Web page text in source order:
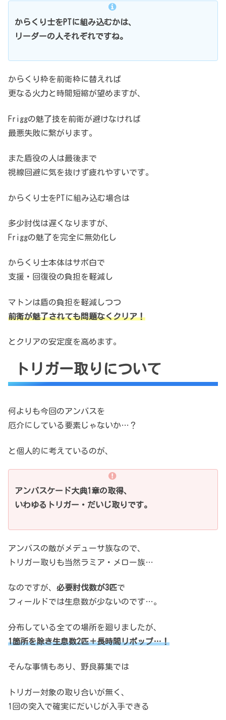
からくり士をPTに組み込むかは、
リーダーの人それぞれですね。
からくり枠を前衛枠に替えれば
更なる火力と時間短縮が望めますが、
Friggの魅了技を前衛が避けなければ
最悪失敗に繋がります。
また盾役の人は最後まで
視線回避に気を抜けず疲れやすいです。
からくり士をPTに組み込む場合は
多少討伐は遅くなりますが、
Friggの魅了を完全に無効化し
からくり士本体はサポ白で
支援・回復役の負担を軽減し
マトンは盾の負担を軽減しつつ
前衛が魅了されても問題なくクリア！
とクリアの安定度を高めます。
トリガー取りについて
何よりも今回のアンバスを
厄介にしている要素じゃないか…？
と個人的に考えているのが、
アンバスケード大典1章の取得、
いわゆるトリガー・だいじ取りです。
アンバスの敵がメデューサ族なので、
トリガー取りも当然ラミア・メロー族…
なのですが、 必要討伐数が3匹で
フィールドでは生息数が少ないのです…。
分布している全ての場所を廻りましたが、
1箇所を除き生息数2匹＋長時間リポップ…！
そんな事情もあり、野良募集では
トリガー対象の取り合いが無く、
1回の突入で確実にだいじが入手できる